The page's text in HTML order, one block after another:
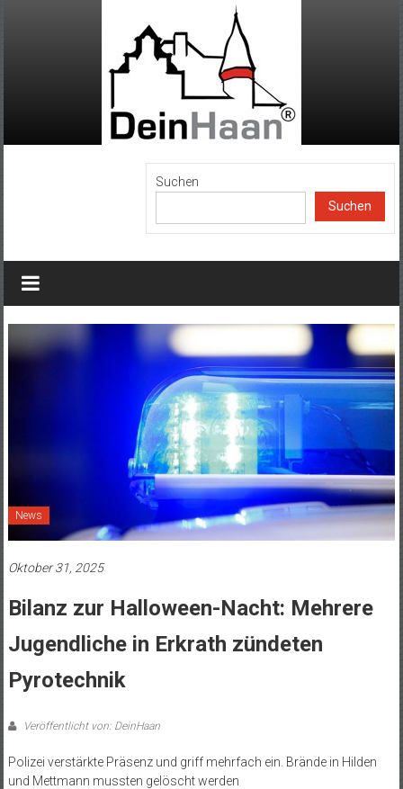
Suchen
Suchen
News
Oktober 31, 2025
Bilanz zur Halloween-Nacht: Mehrere
Jugendliche in Erkrath zündeten
Pyrotechnik
Veröffentlicht von: DeinHaan
Polizei verstärkte Präsenz und griff mehrfach ein. Brände in Hilden
und Mettmann mussten gelöscht werden